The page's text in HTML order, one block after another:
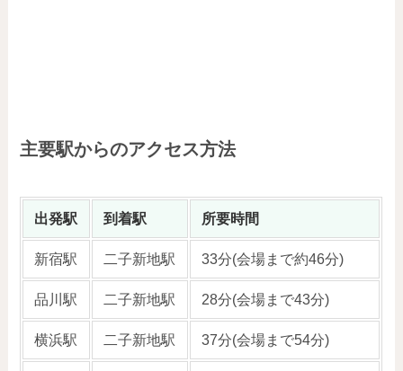
主要駅からのアクセス方法
出発駅 到着駅 所要時間
新宿駅 二子新地駅 33分(会場まで約46分)
品川駅 二子新地駅 28分(会場まで43分)
横浜駅 二子新地駅 37分(会場まで54分)